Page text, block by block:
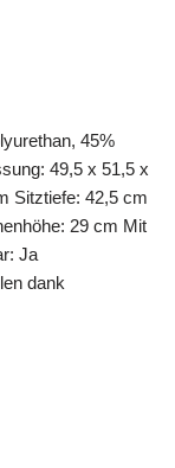
45%
49,5 x 51,5 x
Sitztiefe: 42,5 cm
29 cm Mit
Ja
dank